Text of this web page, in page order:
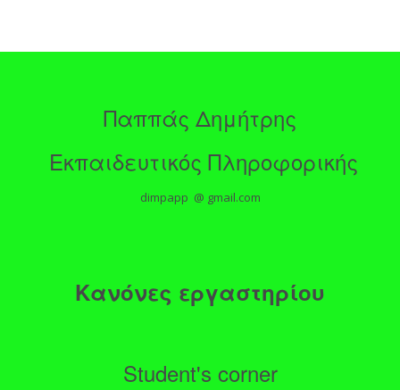
Παππάς Δημήτρης
Εκπαιδευτικός Πληροφορικής
dimpapp @ gmail.com
Κανόνες εργαστηρίου
Student's corner